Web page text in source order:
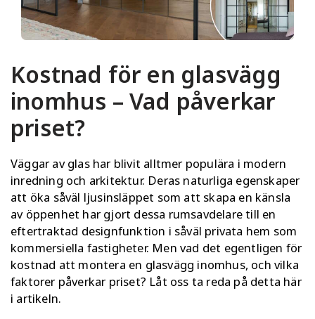
Kostnad för en glasvägg
inomhus – Vad påverkar
priset?
Väggar av glas har blivit alltmer populära i modern
inredning och arkitektur. Deras naturliga egenskaper
att öka såväl ljusinsläppet som att skapa en känsla
av öppenhet har gjort dessa rumsavdelare till en
eftertraktad designfunktion i såväl privata hem som
kommersiella fastigheter. Men vad det egentligen för
kostnad att montera en glasvägg inomhus, och vilka
faktorer påverkar priset? Låt oss ta reda på detta här
i artikeln.